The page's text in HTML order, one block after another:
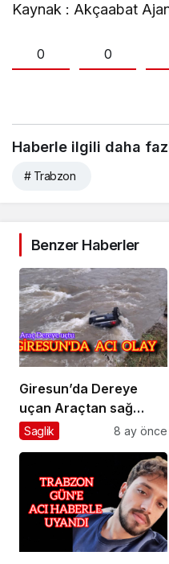
Kaynak : Akçaabat
0 0
Haberle ilgili daha
# Trabzon
Benzer Haberler
Giresun’da Dereye
uçan Araçtan sağ
çıkan olmadı
Saglik 8 ay önce